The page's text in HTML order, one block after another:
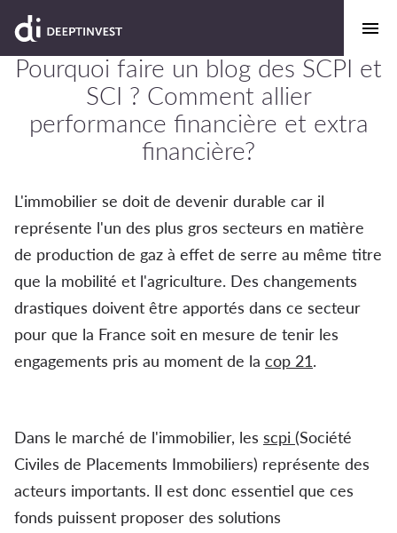
Pourquoi faire un blog des SCPI et
SCI ? Comment allier
performance financière et extra
financière?
L'immobilier se doit de devenir durable car il
représente l'un des plus gros secteurs en matière
de production de gaz à effet de serre au même titre
que la mobilité et l'agriculture. Des changements
drastiques doivent être apportés dans ce secteur
pour que la France soit en mesure de tenir les
engagements pris au moment de la cop 21.
Dans le marché de l'immobilier, les scpi (Société
Civiles de Placements Immobiliers) représente des
acteurs importants. Il est donc essentiel que ces
fonds puissent proposer des solutions